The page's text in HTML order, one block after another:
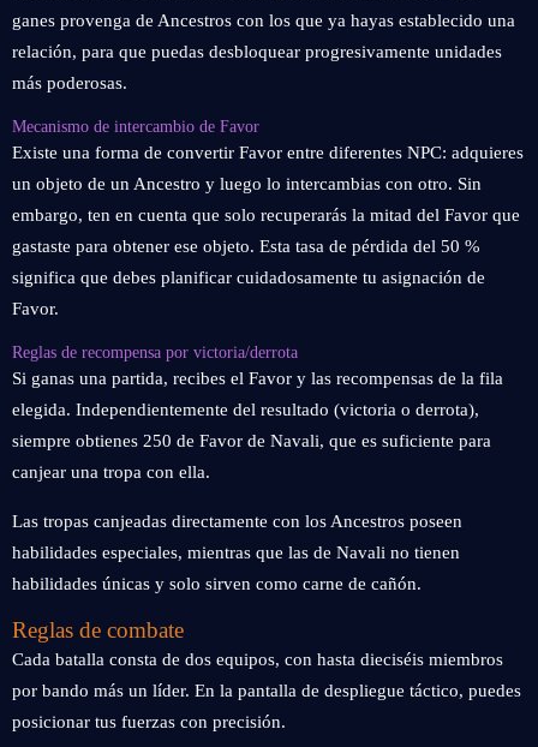
ganes provenga de Ancestros con los que ya hayas establecido una
relación, para que puedas desbloquear progresivamente unidades
más poderosas.
Mecanismo de intercambio de Favor
Existe una forma de convertir Favor entre diferentes NPC: adquieres
un objeto de un Ancestro y luego lo intercambias con otro. Sin
embargo, ten en cuenta que solo recuperarás la mitad del Favor que
gastaste para obtener ese objeto. Esta tasa de pérdida del 50 %
significa que debes planificar cuidadosamente tu asignación de
Favor.
Reglas de recompensa por victoria/derrota
Si ganas una partida, recibes el Favor y las recompensas de la fila
elegida. Independientemente del resultado (victoria o derrota),
siempre obtienes 250 de Favor de Navali, que es suficiente para
canjear una tropa con ella.
Las tropas canjeadas directamente con los Ancestros poseen
habilidades especiales, mientras que las de Navali no tienen
habilidades únicas y solo sirven como carne de cañón.
Reglas de combate
Cada batalla consta de dos equipos, con hasta dieciséis miembros
por bando más un líder. En la pantalla de despliegue táctico, puedes
posicionar tus fuerzas con precisión.